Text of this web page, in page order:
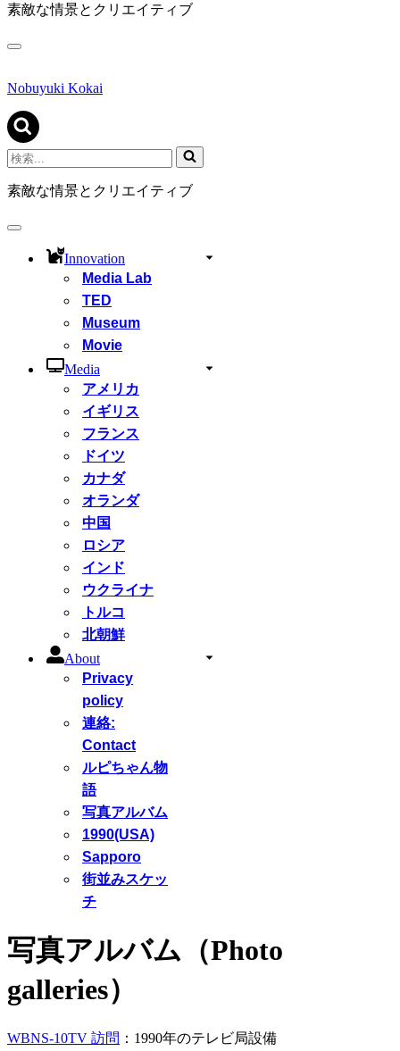
素敵な情景とクリエイティブ
ナ
ゲ
シ
ョ
ン
メ
ニ
ュ
Nobuyuki Kokai
検
索...
素敵な情景とクリエイティブ
ナ
Innovation
Media Lab
TED
Museum
Movie
Media
アメリカ
イギリス
フランス
ドイツ
カナダ
オランダ
中国
ロシア
インド
ウクライナ
トルコ
北朝鮮
About
Privacy
policy
連絡:
Contact
ルピちゃん物
語
写真アルバム
1990(USA)
Sapporo
街並みスケッ
チ
写真アルバム（Photo
galleries）
WBNS-10TV 訪問 ：1990年のテレビ局設備